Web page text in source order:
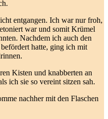
entgangen. Ich war nur froh,
war und somit Krümel
Nachdem ich auch den
hatte, ging ich mit
Kisten und knabberten an
ich sie so vereint sitzen sah.
nachher mit den Flaschen